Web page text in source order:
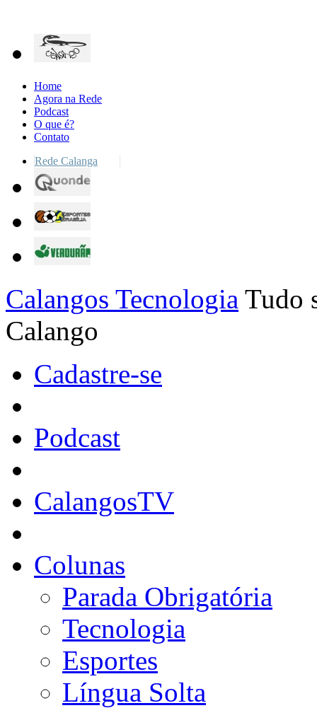
Home
Agora na Rede
Podcast
O que é?
Contato
Rede Calanga
Calangos Tecnologia Tudo
Calango
Cadastre-se
Podcast
CalangosTV
Colunas
Parada Obrigatória
Tecnologia
Esportes
Língua Solta